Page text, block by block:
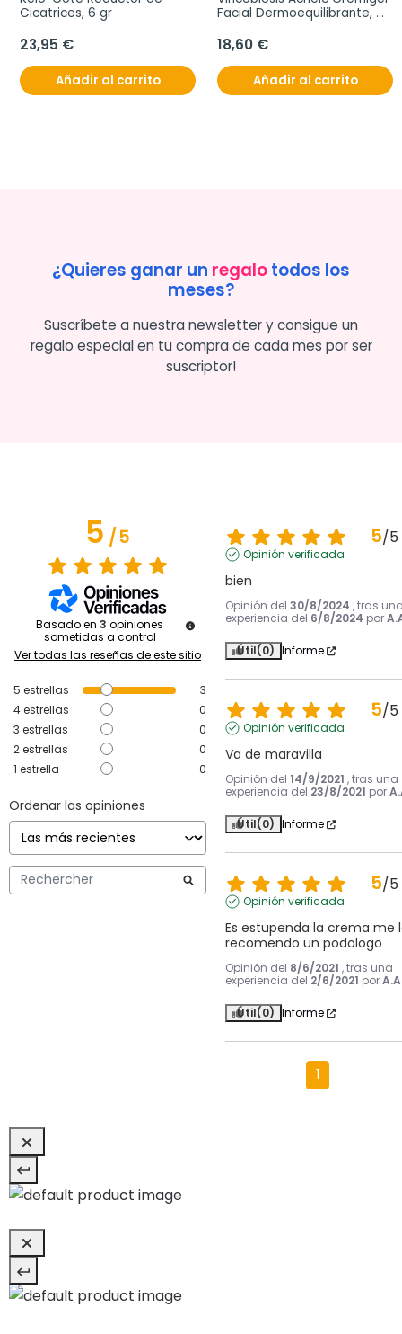
Cicatrices, 6 gr
23,95 €
Añadir al carrito
Facial Dermoequilibrante,
18,60 €
Añadir al carrito
¿Quieres ganar un regalotodos los
meses?
Suscríbete a nuestra newsletter y consigue un
regalo especial en tu compra de cada mes por ser
suscriptor!
5/5
Basado en 3 opiniones
sometidas a control
Ver todas las reseñas de este sitio
5 estrellas
3
4estrellas
0
3 estrellas
0
2estrellas
0
1 estrella 0
Ordenar las opiniones
5/5
Opinión verificada
bien
Opinión del 30/8/2024 , tras
experiencia del 6/8/2024 por
Útil(0) Informe
5/5
Opinión verificada
Va de maravilla
Opinión del 14/9/2021 , tras una
experiencia del 23/8/2021 por
Útil(0) Informe
5/5
Opinión verificada
Es estupenda la crema me
recomendo un podologo
Opinión del 8/6/2021 , tras una
experiencia del 2/6/2021 por
Útil(0) Informe
1